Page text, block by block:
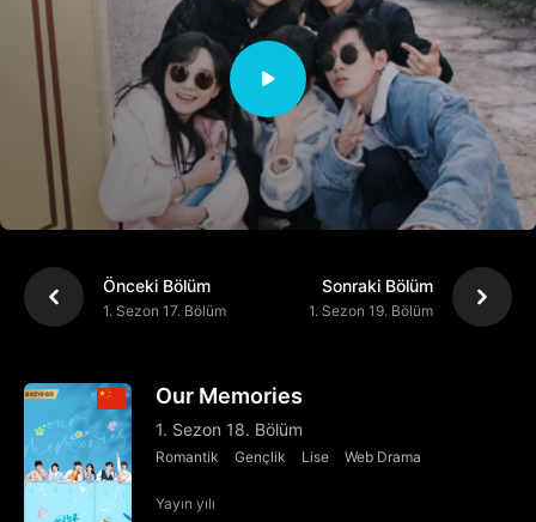
Önceki Bölüm
1. Sezon 17. Bölüm
Sonraki Bölüm
1. Sezon 19. Bölüm
Our Memories
1. Sezon 18. Bölüm
Romantik Gençlik Lise Web Drama
Yayın yılı